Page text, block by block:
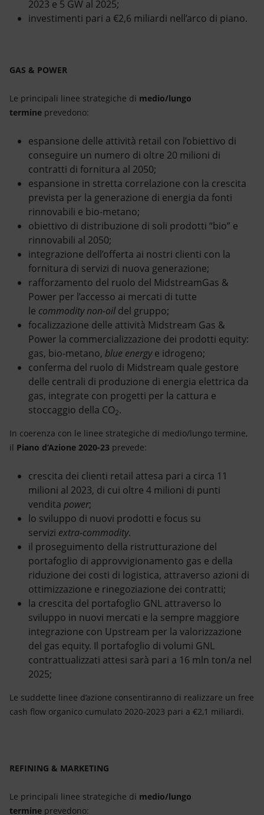
2023 e 5 GW al 2025;
investimenti pari a €2,6 miliardi nell’arco di piano.
GAS & POWER
Le principali linee strategiche di medio/lungo
termine prevedono:
espansione delle attività retail con l’obiettivo di
conseguire un numero di oltre 20 milioni di
contratti di fornitura al 2050;
espansione in stretta correlazione con la crescita
prevista per la generazione di energia da fonti
rinnovabili e bio-metano;
obiettivo di distribuzione di soli prodotti “bio” e
rinnovabili al 2050;
integrazione dell’offerta ai nostri clienti con la
fornitura di servizi di nuova generazione;
rafforzamento del ruolo del MidstreamGas &
Power per l’accesso ai mercati di tutte
le commoditynon-oil del gruppo;
focalizzazione delle attività Midstream Gas &
Power la commercializzazione dei prodotti equity:
gas, bio-metano, blue energye idrogeno;
conferma del ruolo di Midstream quale gestore
delle centrali di produzione di energia elettrica da
gas, integrate con progetti per la cattura e
stoccaggio della CO2.
In coerenza con le linee strategiche di medio/lungo termine,
il Piano d’Azione 2020-23 prevede:
crescita dei clienti retail attesa pari a circa 11
milioni al 2023, di cui oltre 4 milioni di punti
vendita power;
lo sviluppo di nuovi prodotti e focus su
servizi extra-commodity.
il proseguimento della ristrutturazione del
portafoglio di approvvigionamento gas e della
riduzione dei costi di logistica, attraverso azioni di
ottimizzazione e rinegoziazione dei contratti;
la crescita del portafoglio GNL attraverso lo
sviluppo in nuovi mercati e la sempre maggiore
integrazione con Upstream per la valorizzazione
del gas equity. Il portafoglio di volumi GNL
contrattualizzati attesi sarà pari a 16 mln ton/a nel
2025;
Le suddette linee d’azione consentiranno di realizzare un free
cash flow organico cumulato 2020-2023 pari a €2,1 miliardi.
REFINING & MARKETING
Le principali linee strategiche di medio/lungo
termine prevedono: